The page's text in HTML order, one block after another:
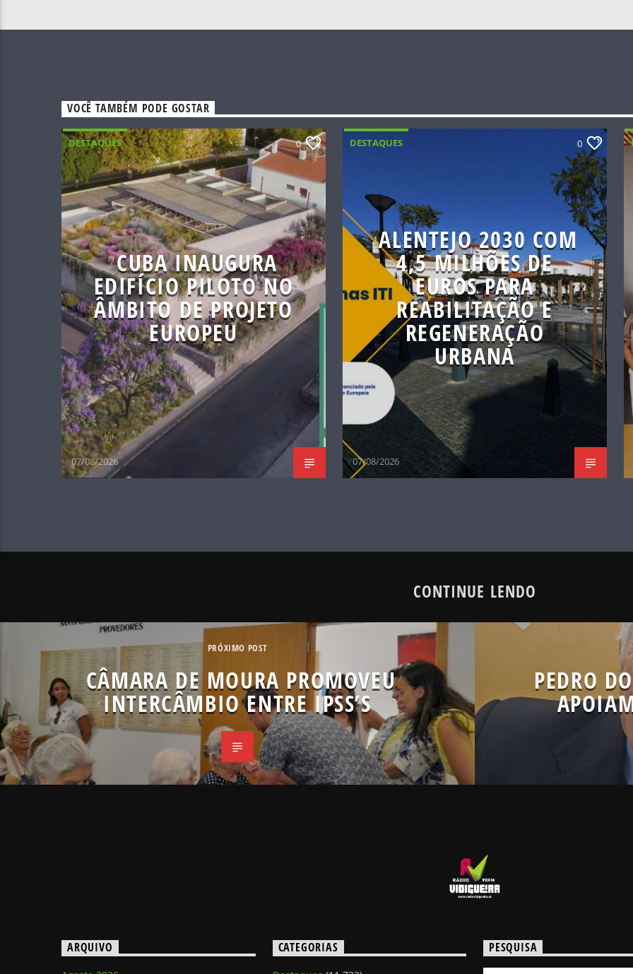
VOCÊ TAMBÉM PODE GOSTAR
DESTAQUES 0
CUBA INAUGURA
EDIFÍCIO PILOTO NO
ÂMBITO DE PROJETO
EUROPEU
07/08/2026
DESTAQUES 0
ALENTEJO 2030 COM
4,5 MILHÕES DE
EUROS PARA
REABILITAÇÃO E
REGENERAÇÃO
URBANA
07/08/2026
CONTINUE LENDO
PRÓXIMO POST
CÂMARA DE MOURA PROMOVEU
INTERCÂMBIO ENTRE IPSS’S
PEDRO
ARQUIVO CATEGORIAS PESQUISA